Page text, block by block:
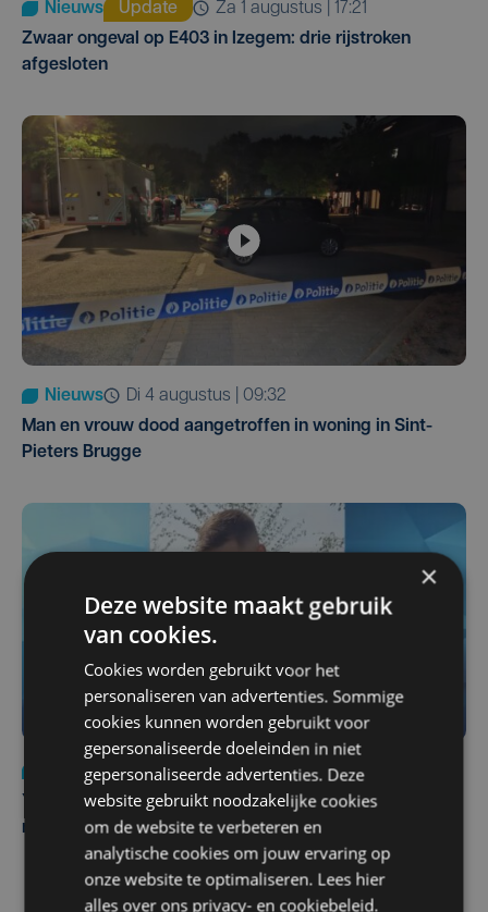
Nieuws Update
za 1 augustus | 17:21
Zwaar ongeval op E403 in Izegem: drie rijstroken
afgesloten
Nieuws
di 4 augustus | 09:32
Man en vrouw dood aangetroffen in woning in Sint-
Pieters Brugge
Nieuws
do 6 augustus | 21:30
Yaro (19), slachtoffer van vechtpartij, is na
maandenlange coma overleden
×
Deze website maakt gebruik
van cookies.
Cookies worden gebruikt voor het
personaliseren van advertenties. Sommige
cookies kunnen worden gebruikt voor
gepersonaliseerde doeleinden in niet
gepersonaliseerde advertenties. Deze
website gebruikt noodzakelijke cookies
om de website te verbeteren en
analytische cookies om jouw ervaring op
onze website te optimaliseren. Lees hier
alles over ons privacy- en cookiebeleid.